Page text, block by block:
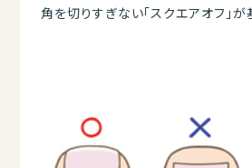
角を切りすぎない「スクエアオフ」が